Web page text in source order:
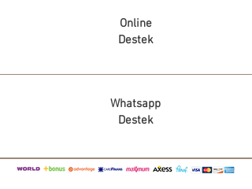
Online
Destek
Whatsapp
Destek